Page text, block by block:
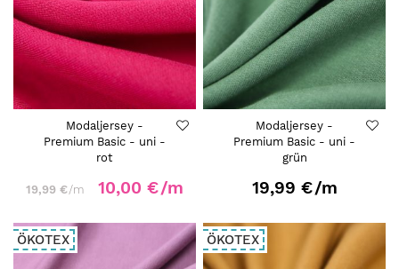
Modaljersey -
Premium Basic - uni -
rot
19,99 €/m 10,00 €/m
Modaljersey -
Premium Basic - uni -
grün
19,99 €/m
ÖKOTEX ÖKOTEX